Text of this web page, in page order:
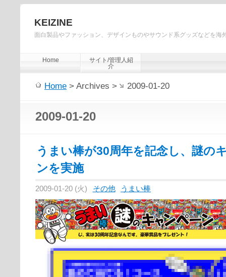
KEIZINE
面白製品やファッション、デザインものやサウンド系グッズなどを海
Home
サイト/管理人紹
介
Home > Archives > 2009-01-20
2009-01-20
うまい棒が30周年を記念し、謎の
ンを実施
2009-01-20 (火) その他 うまい棒